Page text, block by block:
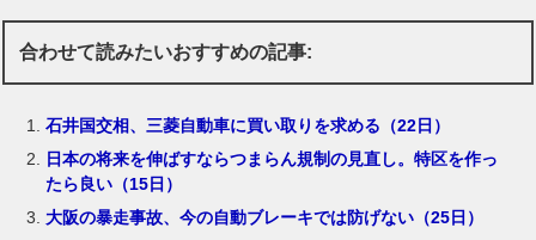
合わせて読みたいおすすめの記事:
石井国交相、三菱自動車に買い取りを求める（22日）
日本の将来を伸ばすならつまらん規制の見直し。特区を作っ
たら良い（15日）
大阪の暴走事故、今の自動ブレーキでは防げない（25日）